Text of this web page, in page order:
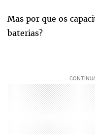
Mas por que os
baterias?